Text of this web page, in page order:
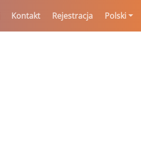
Kontakt Rejestracja Polski